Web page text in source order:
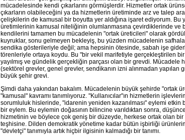
mücadelesinde kendi çıkarlarını görmüşlerdir. Hizmetler ortak
çıkarların olabileceğini ya da hizmetlerin üretiminde arz ve talep
çelişkilerin de kamusal bir boyutta yer aldığına işaret ediyorum.
üretimlerinin kamusal niteliğinin olumlanmasına çevirdiklerinde ve
kendilerini tamamen bu mücadelenin "ortak üreticileri" olarak
kuyruklar, sonu gelmeyen bekleyiş, bu yüzden mücadelenin
sendika gösterileriyle değil; ama hepsinin ötesinde, sabah işe
törenleriyle ortaya koydu. Bu "bir vekil marifetiyle gerçekleştirilen
yayılmış ve gündelik gerçekliğin parçası olan bir grevdi.
(sektörel grevler, genel grevler, sendikanın izni alınmadan yapılan
büyük şehir grevi.
Şimdi daha yakından bakalım. Mücadelenin büyük şehirde "ortak
"kamusal" kavramı tanımlıyoruz. "Kullanıcılar"ın hizmetlerin
sorumluluk hislerinde, "idarenin yeniden kazanılması" eylemi
bir eylem. Bu eylemin doğasının bilincine varıldıktan sonra,
hizmetinin ve böylece çok geniş bir düzeyde, herkese ortak olan
teşhisine. Dilden demokratik yönetime kadar bütün işbirliği
"devletçi" tanımıyla artık hiçbir ilgisinin kalmadığı bir tanımı.